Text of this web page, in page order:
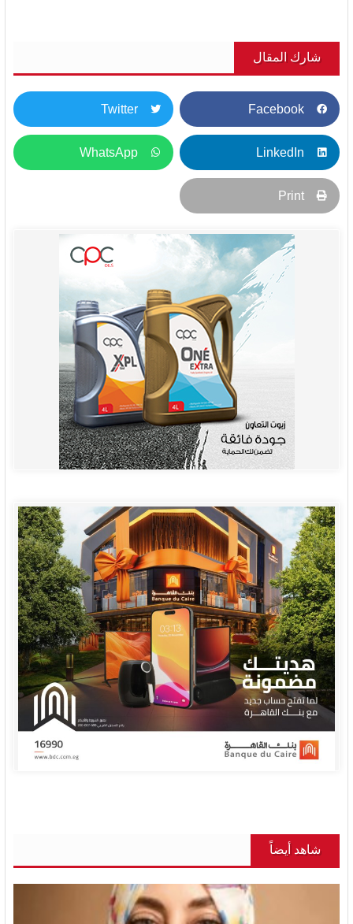
شارك المقال
Facebook
Twitter
LinkedIn
WhatsApp
Print
شاهد أيضاً